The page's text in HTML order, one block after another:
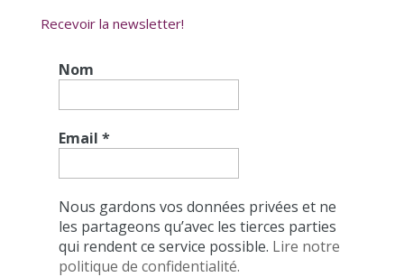
Recevoir la newsletter!
Nom
Email *
Nous gardons vos données privées et ne
les partageons qu’avec les tierces parties
qui rendent ce service possible. Lire notre
politique de confidentialité.